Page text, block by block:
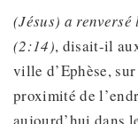
(Jésus) a
(2:14), disait-il
ville d’Ephèse,
proximité de
aujourd’hui dans